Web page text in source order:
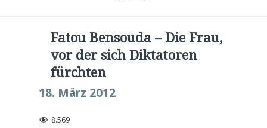
Fatou Bensouda – Die Frau,
vor der sich Diktatoren
fürchten
18. März 2012
8.569